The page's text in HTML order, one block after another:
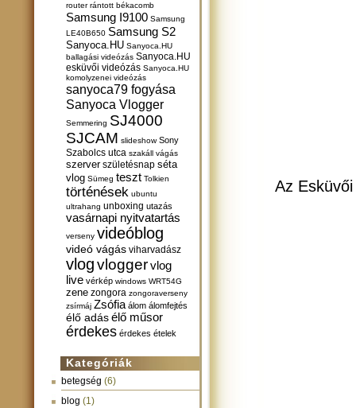
router rántott békacomb
Samsung I9100 Samsung
LE40B650 Samsung S2
Sanyoca.HU Sanyoca.HU
ballagási videózás Sanyoca.HU
esküvői videózás Sanyoca.HU
komolyzenei videózás
sanyoca79 fogyása
Sanyoca Vlogger
Semmering SJ4000
SJCAM slideshow Sony
Szabolcs utca szakáll vágás
szerver születésnap séta
vlog Sümeg teszt Tolkien
történések ubuntu
ultrahang unboxing utazás
vasárnapi nyitvatartás
verseny videóblog
videó vágás viharvadász
vlogvloggervlog
live vérkép windows WRT54G
zene zongora zongoraverseny
zsírmáj Zsófia álom álomfejtés
élő adás élő műsor
érdekes érdekes ételek
Kategóriák
betegség (6)
blog (1)
Az